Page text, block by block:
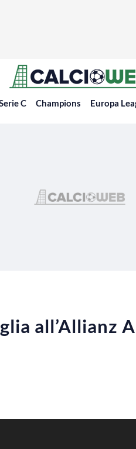
C Champions Europa
all’Allianz